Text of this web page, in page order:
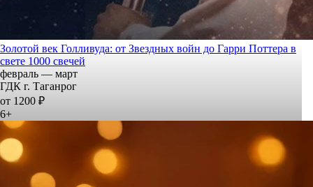
Золотой век Голливуда: от Звездных войн до Гарри Поттера в
свете 1000 свечей
февраль — март
ГДК г. Таганрог
от 1200 ₽
6+